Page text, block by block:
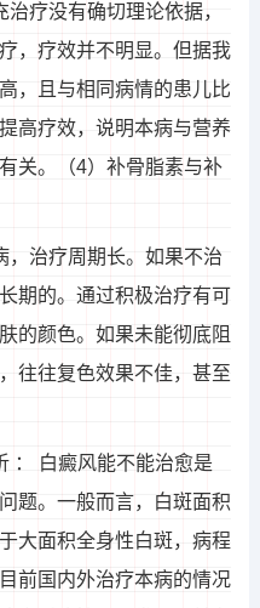
疗没有确切理论依据，
，疗效并不明显。但据我
，且与相同病情的患儿比
高疗效，说明本病与营养
关。（4）补骨脂素与补
，治疗周期长。如果不治
期的。通过积极治疗有可
的颜色。如果未能彻底阻
往往复色效果不佳，甚至
： 白癜风能不能治愈是
题。一般而言，白斑面积
大面积全身性白斑，病程
前国内外治疗本病的情况